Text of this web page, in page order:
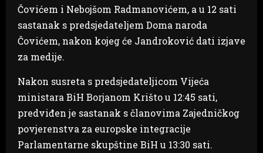
Čovićem i Nebojšom Radmanovićem, a u 12 sati
sastanak s predsjedateljem Doma naroda
Čovićem, nakon kojeg će Jandroković dati izjave
za medije.
Nakon susreta s predsjedateljicom Vijeća
ministara BiH Borjanom Krišto u 12:45 sati,
predviđen je sastanak s članovima Zajedničkog
povjerenstva za europske integracije
Parlamentarne skupštine BiH u 13:30 sati.